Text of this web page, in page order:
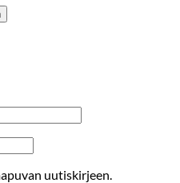
uutiskirjeen.